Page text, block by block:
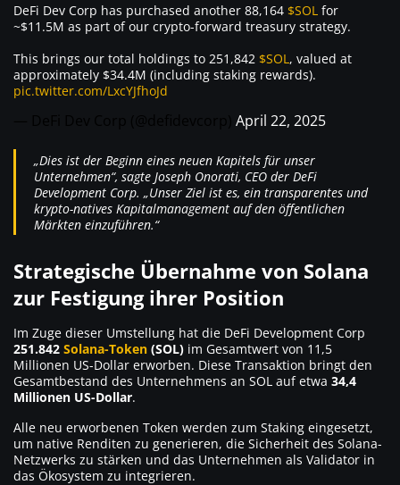
DeFi Dev Corp has purchased another 88,164 $SOL for
~$11.5M as part of our crypto-forward treasury strategy.
This brings our total holdings to 251,842 $SOL , valued at
approximately $34.4M (including staking rewards).
pic.twitter.com/LxcYJfhoJd
April 22, 2025
„Dies ist der Beginn eines neuen Kapitels für unser
Unternehmen“, sagte Joseph Onorati, CEO der DeFi
Development Corp. „Unser Ziel ist es, ein transparentes und
krypto-natives Kapitalmanagement auf den öffentlichen
Märkten einzuführen.“
Strategische Übernahme von Solana
zur Festigung ihrer Position
Im Zuge dieser Umstellung hat die DeFi Development Corp
251.842 Solana-Token (SOL) im Gesamtwert von 11,5
Millionen US-Dollar erworben. Diese Transaktion bringt den
Gesamtbestand des Unternehmens an SOL auf etwa 34,4
Millionen US-Dollar.
Alle neu erworbenen Token werden zum Staking eingesetzt,
um native Renditen zu generieren, die Sicherheit des Solana-
Netzwerks zu stärken und das Unternehmen als Validator in
das Ökosystem zu integrieren.